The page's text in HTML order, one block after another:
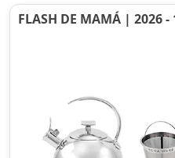
FLASH DE MAMÁ | 2026 -